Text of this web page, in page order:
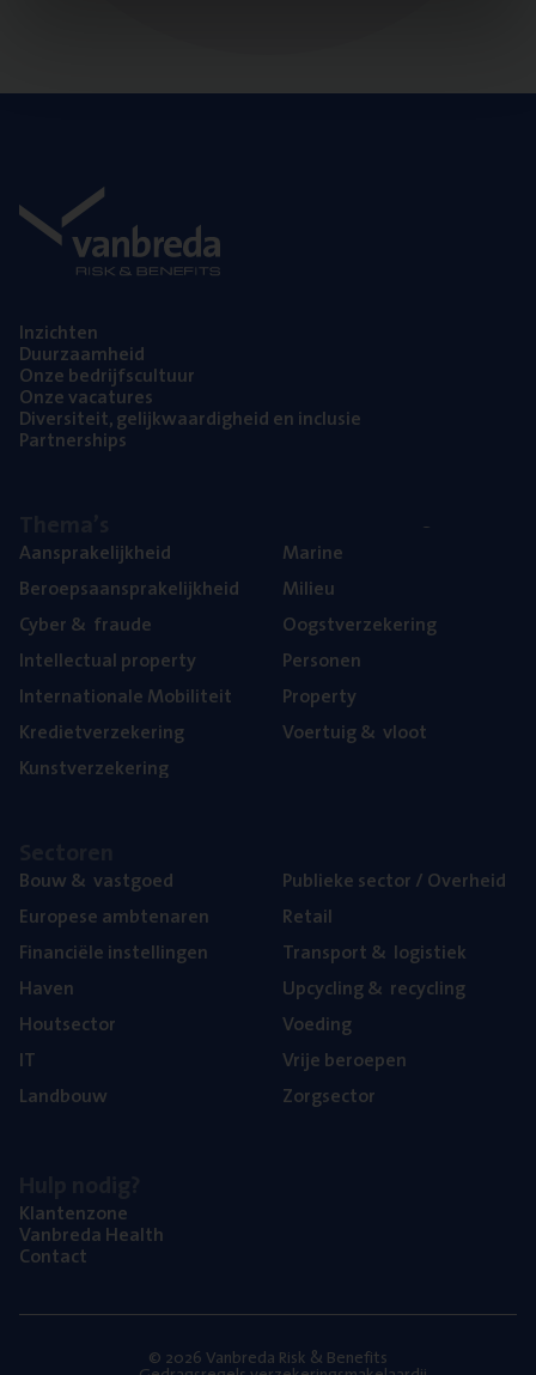
Inzich­ten
Duur­zaam­heid
Onze bedrijfs­cul­tuur
Onze vaca­tu­res
Diver­si­teit, gelijk­waar­dig­heid en inclusie
Part­ner­ships
Aan­spra­ke­lijk­heid
Beroeps­aan­spra­ke­lijk­heid
Cyber& fraude
Intel­lec­tu­al property
Inter­na­ti­o­na­le Mobiliteit
Kre­diet­ver­ze­ke­ring
Kunst­ver­ze­ke­ring
Mari­ne
Mili­eu
Oogst­ver­ze­ke­ring
Per­so­nen
Pro­per­ty
Voer­tuig& vloot
Bouw& vastgoed
Euro­pe­se ambtenaren
Finan­ci­ë­le instellingen
Haven
Hout­sec­tor
IT
Land­bouw
Publie­ke sec­tor / Overheid
Retail
Trans­port& logistiek
Upcy­cling& recycling
Voe­ding
Vrije beroe­pen
Zorg­sec­tor
Klan­ten­zo­ne
Van­b­re­da Health
Con­tact
© 2026 Vanbreda Risk & Benefits